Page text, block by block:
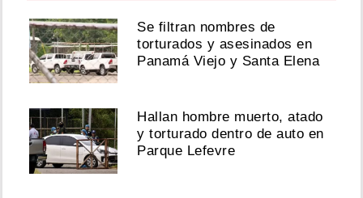
Se filtran nombres de
torturados y asesinados en
Panamá Viejo y Santa Elena
Hallan hombre muerto, atado
y torturado dentro de auto en
Parque Lefevre